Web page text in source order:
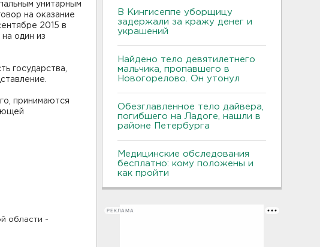
унитарным
на оказание
2015 в
один из
государства,
принимаются
области -
В Кингисеппе уборщицу
задержали за кражу денег и
украшений
Найдено тело девятилетнего
мальчика, пропавшего в
Новогорелово. Он утонул
Обезглавленное тело дайвера,
погибшего на Ладоге, нашли в
районе Петербурга
Медицинские обследования
бесплатно: кому положены и
как пройти
РЕКЛАМА